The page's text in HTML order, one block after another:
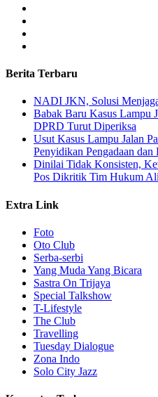
Berita Terbaru
NADI JKN, Solusi
Babak Baru Kasus Lampu
DPRD Turut Diperiksa
Usut Kasus Lampu Jalan
Penyidikan Pengadaan dan
Dinilai Tidak Konsisten,
Pos Dikritik Tim Hukum
Extra Link
Foto
Oto Club
Serba-serbi
Yang Muda Yang Bicara
Sastra On Trijaya
Special Talkshow
T-Lifestyle
The Club
Travelling
Tuesday Dialogue
Zona Indo
Solo City Jazz